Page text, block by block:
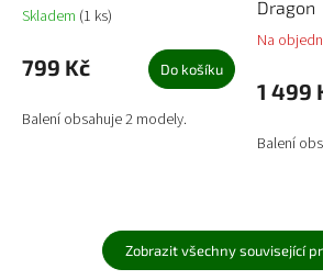
Skladem (1 ks)
799 Kč Do košíku
Balení obsahuje 2 modely.
Dragon
Na
1 499
Balení
Zobrazit všechny související